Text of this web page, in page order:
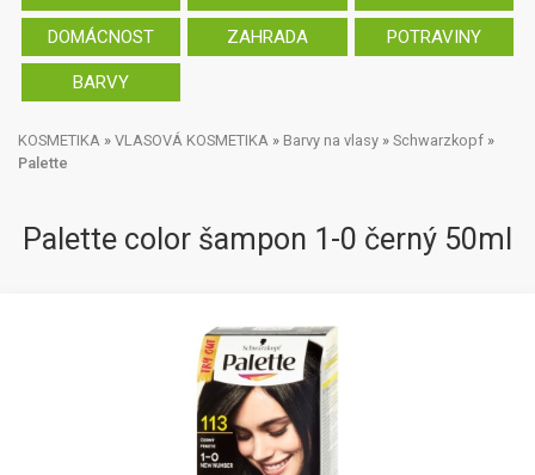
DOMÁCNOST ZAHRADA POTRAVINY
BARVY
KOSMETIKA » VLASOVÁ KOSMETIKA » Barvy na vlasy » Schwarzkopf »
Palette
Palette color šampon 1-0 černý 50ml